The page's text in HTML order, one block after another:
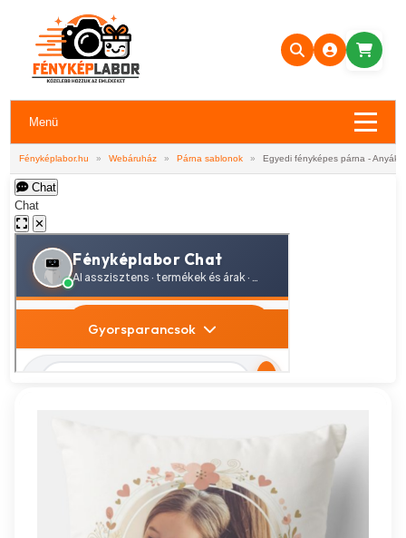
Menü
Fényképlabor.hu » Webáruház » Párna sablonok » Egyedi fényképes párna -
Chat
Chat
✕